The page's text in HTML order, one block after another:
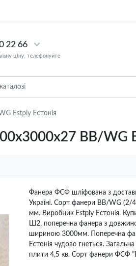
22 66
ціну, телефонуйте
Estply Естонія
BB/WG
Фанера ФСФ шліфована з
Україні. Сорт фанери BB/WG (2/
мм. Виробник Estply Естонія.
Ш2, поперечна фанера з
шириною 3000мм. Поперечна
Естонія чудово гнеться.
плити 4,5 кв. Сорт фанери ФСФ